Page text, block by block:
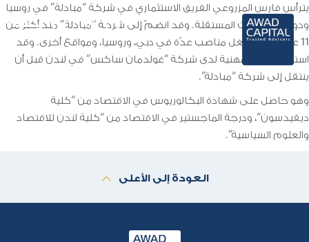
AR
يترأس فارس المزروعي الفريق الاستثماري في شركة “مبادلة” في روسيا
ودول الكومنولث المستقلة. وقد انضمّ إلى شركة “مبادلة” منذ أكثر من
11 عاماً، حيث شغل مناصب عدّة في دبي، وروسيا، ومواقع أخرى. وقد
استهلّ حياته المهنية لدى شركة “غولدمان ساكس” في لندن قبل أن
ينتقل إلى شركة “مبادلة”.
وهو حاصل على شهادة البكالوريوس في الاقتصاد من “كلية
ديفيدسون”، ودرجة الماجستير في الاقتصاد من “كلية لندن للاقتصاد
والعلوم السياسية”.
العودة إلى الأعلى